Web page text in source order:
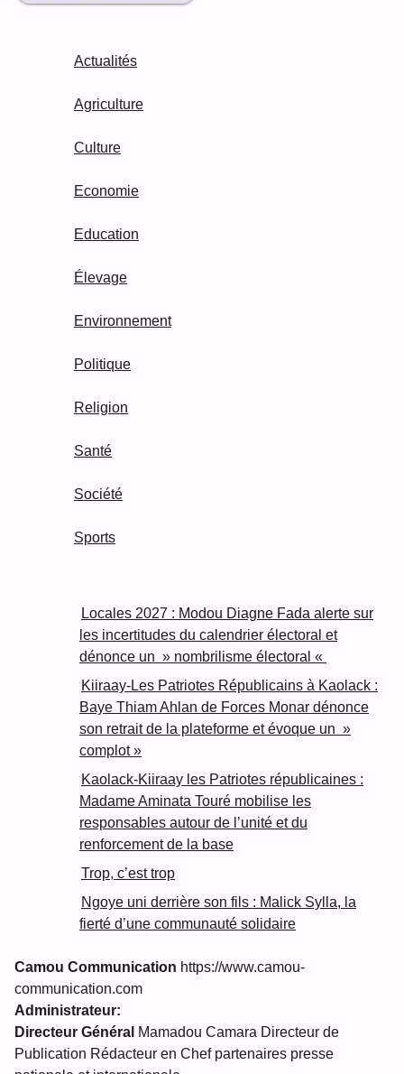
Actualités
Agriculture
Culture
Economie
Education
Élevage
Environnement
Politique
Religion
Santé
Société
Sports
Locales 2027 : Modou Diagne Fada alerte sur
les incertitudes du calendrier électoral et
dénonce un » nombrilisme électoral «
Kiiraay-Les Patriotes Républicains à Kaolack :
Baye Thiam Ahlan de Forces Monar dénonce
son retrait de la plateforme et évoque un »
complot »
Kaolack-Kiiraay les Patriotes républicaines :
Madame Aminata Touré mobilise les
responsables autour de l’unité et du
renforcement de la base
Trop, c’est trop
Ngoye uni derrière son fils : Malick Sylla, la
fierté d’une communauté solidaire
Camou Communication https://www.camou-
communication.com
Administrateur:
Directeur Général Mamadou Camara Directeur de
Publication Rédacteur en Chef partenaires presse